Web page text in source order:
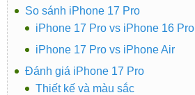
So sánh iPhone 17 Pro
iPhone 17 Pro vs iPhone 16 Pro
iPhone 17 Pro vs iPhone Air
Đánh giá iPhone 17 Pro
Thiết kế và màu sắc